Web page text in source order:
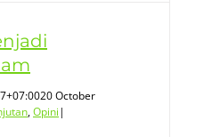
20 October
,Opini|